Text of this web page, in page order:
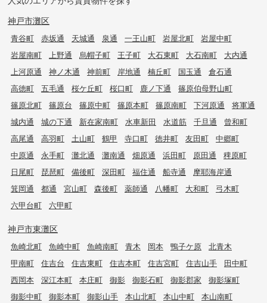
神戸市灘区
青谷町 赤坂通 天城通 泉通 一王山町 岩屋北町
岩屋中町
岩屋南町
上野通 烏帽子町 王子町 大石東町 大石南町
大内通
上河原通
神ノ木通 神前町 岸地通 楠丘町 国玉通
倉石通
高徳町
五毛通 桜ケ丘町 桜口町 鹿ノ下通
篠原伯母野山町
篠原北町
篠原台 篠原中町 篠原本町 篠原南町 下河原通
将軍通
城内通
城の下通 新在家南町 水車新田 水道筋 千旦通
曾和町
高尾通
高羽町 土山町 鶴甲 寺口町 徳井町 友田町
中郷町
中原通
永手町 灘北通 灘南通 畑原通 浜田町 原田通
稗原町
日尾町
琵琶町 備後町 深田町 福住通 船寺通
摩耶海岸通
箕岡通
都通 宮山町 森後町 薬師通 八幡町 大和町
弓木町
六甲台町
六甲町
神戸市東灘区
魚崎北町 魚崎中町 魚崎南町 青木 岡本 鴨子ケ原
北青木
甲南町
住吉台 住吉東町 住吉本町 住吉宮町 住吉山手
田中町
西岡本
深江本町 本庄町 御影 御影石町 御影郡家
御影塚町
御影中町
御影本町 御影山手 本山北町 本山中町
本山南町